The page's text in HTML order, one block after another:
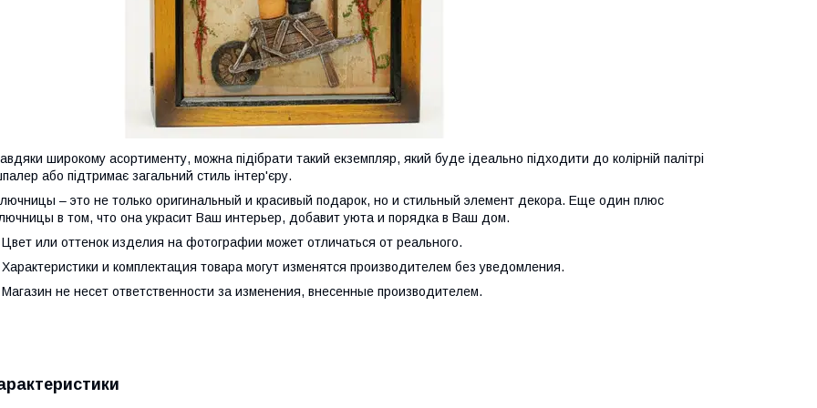
широкому асортименту, можна підібрати такий екземпляр, який буде ідеально підходити до колірній палітрі
або підтримає загальний стиль інтер'єру.
– это не только оригинальный и красивый подарок, но и стильный элемент декора. Еще один плюс
в том, что она украсит Ваш интерьер, добавит уюта и порядка в Ваш дом.
или оттенок изделия на фотографии может отличаться от реального.
и комплектация товара могут изменятся производителем без уведомления.
не несет ответственности за изменения, внесенные производителем.